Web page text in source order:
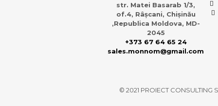
str. Matei Basarab 1/3,
of.4, Râșcani, Chișinău
,Republica Moldova, MD-
2045
+373 67 64 65 24
sales.monnom@gmail.com
© 2021 PROIECT CONSULTING